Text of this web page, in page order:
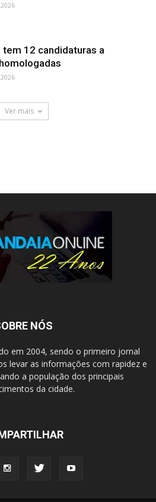
tem 12 candidaturas a
Ver mais
NÓS
em 2004, sendo o primeiro jornal
levar as informações com rapidez e
a população dos principais
da cidade.